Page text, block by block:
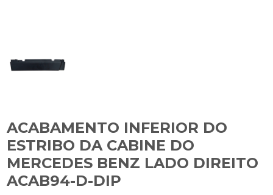
ACABAMENTO INFERIOR DO
ESTRIBO DA CABINE DO
MERCEDES BENZ LADO DIREITO
ACAB94-D-DIP